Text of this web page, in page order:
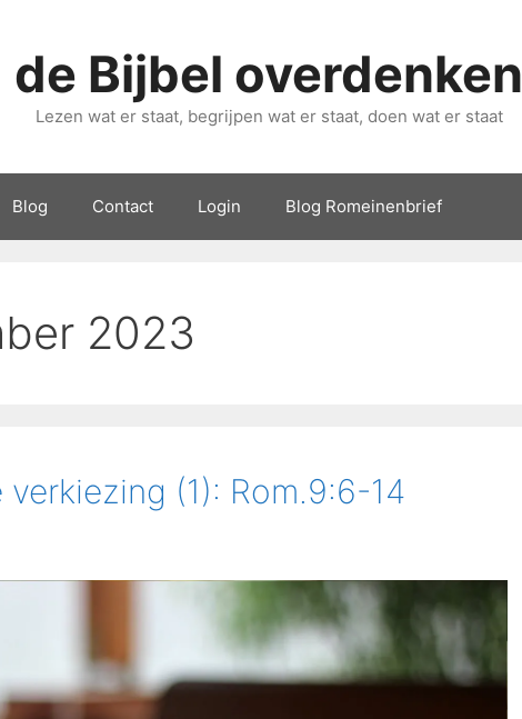
de Bijbel overdenken
Lezen wat er staat, begrijpen wat er staat, doen wat er staat
Blog Contact Login Blog Romeinenbrief
2023
(1): Rom.9:6-14